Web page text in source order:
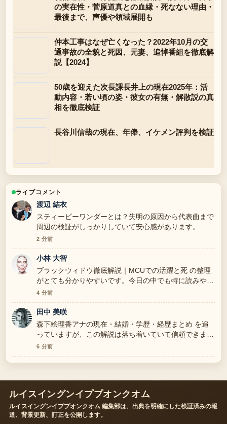
の実在性・菅原道真との血縁・死なない理由・
最後まで、声優や領域展開も
仲本工事はなぜ亡くなった？2022年10月の交
通事故の全貌と死因、元妻、追悼番組を徹底解
説【2024】
50歳を迎えた次長課長井上の現在2025年：活
動内容・若い頃の姿・彼女の有無・解散説の真
相を徹底検証
長谷川信哉の現在、年俸、イケメン評判を検証
ライブコメント
渡辺 結衣
スティービーワンダーとは？失明の原因から代表曲まで
周辺の検証がしっかりしていて安心感があります。
2 分前
小林 大智
ブラックウィドウ徹底解説｜MCUでの活躍と死 の整理
がとても分かりやすいです。今日の中でも特に読みやす
いです。
4 分前
田中 美咲
森下絵理香アナの現在・結婚・学歴・経歴まとめ を追
っていますが、この解説は落ち着いていて信頼できま
す。
6 分前
ルイスイングンイププオンクオム
ルイスイングンイププオンクオム 編集部は、出典を明確にした検証済みの報
道、背景更新、訂正を公開します。